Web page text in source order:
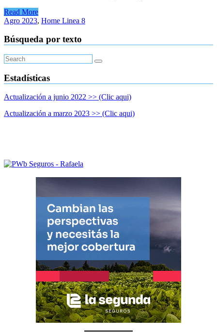
Read More
Agro 2023, Home Linea 8
Búsqueda por texto
Estadísticas
Actualización a junio 2022 >> (Clic aqui)
Actualización a marzo 2023 >> (Clic aqui)